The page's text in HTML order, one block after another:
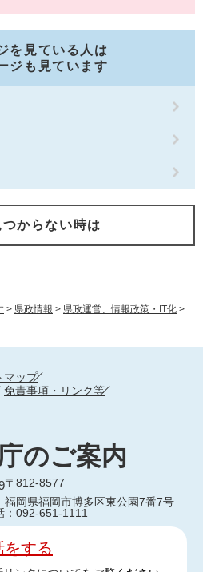
> 県政情報 > 県政運営、情報政策・IT化 >
を見ている人は
ジも見ています
からない時は
マップ
免責事項・リンク等
のご案内
〒812-8577
福岡県福岡市博多区東公園7番7号
：092-651-1111
する